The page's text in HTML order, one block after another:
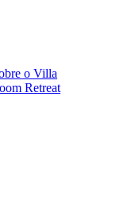
o Villa
Retreat